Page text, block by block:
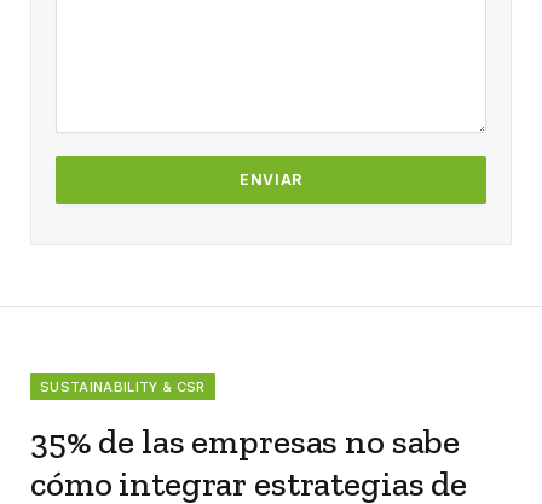
SUSTAINABILITY & CSR
35% de las empresas no sabe
cómo integrar estrategias de